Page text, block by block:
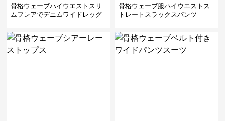
骨格ウェーブハイウエストスリ
ムフレアでデニムワイドレッグ
骨格ウェーブ服ハイウエストス
トレートスラックスパンツ